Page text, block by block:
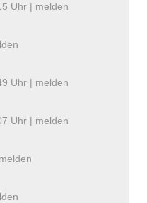
Uhr | melden
Uhr | melden
Uhr | melden
melden